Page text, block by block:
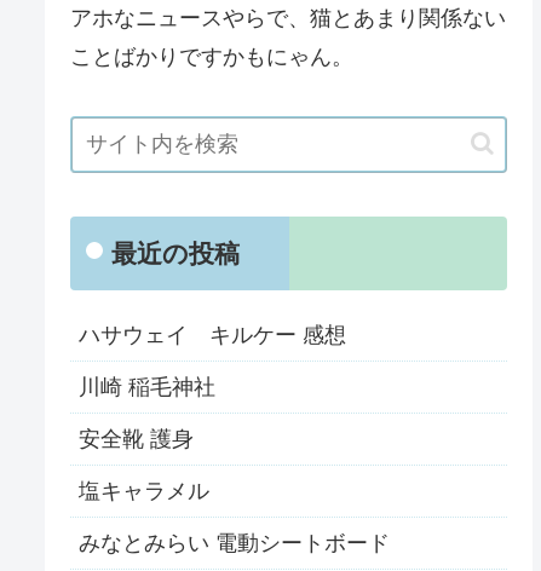
アホなニュースやらで、猫とあまり関係ない
ことばかりですかもにゃん。
最近の投稿
ハサウェイ キルケー 感想
川崎 稲毛神社
安全靴 護身
塩キャラメル
みなとみらい 電動シートボード